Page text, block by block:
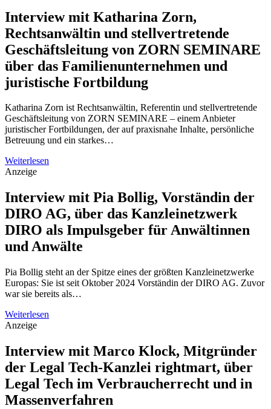
Interview mit Katharina Zorn,
Rechtsanwältin und stellvertretende
Geschäftsleitung von ZORN SEMINARE
über das Familienunternehmen und
juristische Fortbildung
Katharina Zorn ist Rechtsanwältin, Referentin und stellvertretende
Geschäftsleitung von ZORN SEMINARE – einem Anbieter
juristischer Fortbildungen, der auf praxisnahe Inhalte, persönliche
Betreuung und ein starkes…
Weiterlesen
Anzeige
Interview mit Pia Bollig, Vorständin der
DIRO AG, über das Kanzleinetzwerk
DIRO als Impulsgeber für Anwältinnen
und Anwälte
Pia Bollig steht an der Spitze eines der größten Kanzleinetzwerke
Europas: Sie ist seit Oktober 2024 Vorständin der DIRO AG. Zuvor
war sie bereits als…
Weiterlesen
Anzeige
Interview mit Marco Klock, Mitgründer
der Legal Tech-Kanzlei rightmart, über
Legal Tech im Verbraucherrecht und in
Massenverfahren